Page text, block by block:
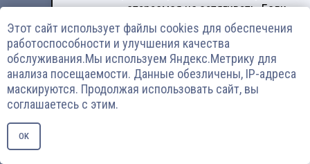
стараемся не затягивать. Если
нужно срочно — звоните,
договоримся — найдём вариант.
Этот сайт использует файлы cookies для обеспечения
работоспособности и улучшения качества
обслуживания.Мы используем Яндекс.Метрику для
анализа посещаемости. Данные обезличены, IP-адреса
маскируются. Продолжая использовать сайт, вы
соглашаетесь с этим.
OK